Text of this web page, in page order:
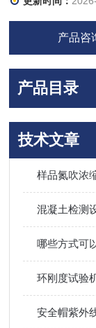
产品咨
产品目录
技术文章
样品氮吹浓
混凝土检测
哪些方式可
环刚度试验
安全帽紫外